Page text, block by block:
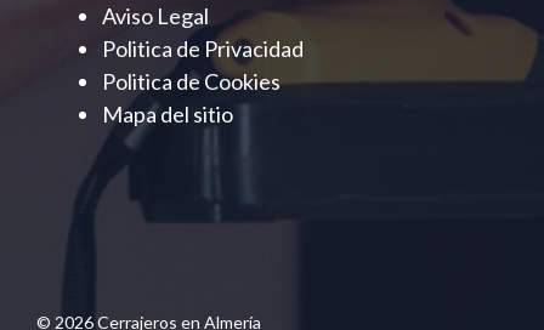
Aviso Legal
Politica de Privacidad
Politica de Cookies
Mapa del sitio
© 2026 Cerrajeros en Almería